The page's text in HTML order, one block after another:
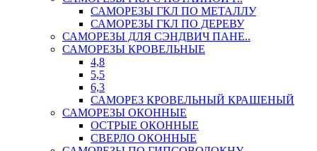
САМОРЕЗЫ ГКЛ ПО МЕТАЛЛУ
САМОРЕЗЫ ГКЛ ПО ДЕРЕВУ
САМОРЕЗЫ ДЛЯ СЭНДВИЧ ПАНЕ..
САМОРЕЗЫ КРОВЕЛЬНЫЕ
4,8
5,5
6,3
САМОРЕЗ КРОВЕЛЬНЫЙ КРАШЕНЫЙ
САМОРЕЗЫ ОКОННЫЕ
ОСТРЫЕ ОКОННЫЕ
СВЕРЛО ОКОННЫЕ